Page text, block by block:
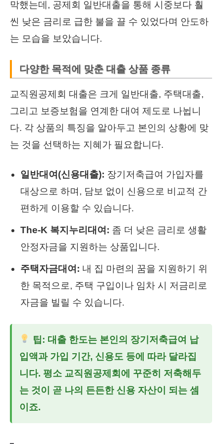
막했는데, 공제회 일반대출을 통해 시중보다 훨
씬 낮은 금리로 급한 불을 끌 수 있었다며 안도하
는 모습을 보았습니다.
다양한 목적에 맞춘 대출 상품 종류
교직원공제회 대출은 크게 일반대출, 주택대출,
그리고 보증보험을 연계한 대여 제도로 나뉩니
다. 각 상품의 특징을 알아두고 본인의 상황에 맞
는 것을 선택하는 지혜가 필요합니다.
일반대여(신용대출): 장기저축급여 가입자를
대상으로 하며, 담보 없이 신용으로 비교적 간
편하게 이용할 수 있습니다.
The-K 복지누리대여: 좀 더 낮은 금리로 생활
안정자금을 지원하는 상품입니다.
주택자금대여: 내 집 마련의 꿈을 지원하기 위
한 목적으로, 주택 구입이나 임차 시 저금리로
자금을 빌릴 수 있습니다.
팁: 대출 한도는 본인의 장기저축급여 납
입액과 가입 기간, 신용도 등에 따라 달라집
니다. 평소 교직원공제회에 꾸준히 저축해두
는 것이 곧 나의 든든한 신용 자산이 되는 셈
이죠.